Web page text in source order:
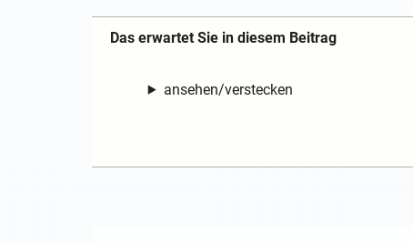
Das erwartet Sie in diesem Beitrag
ansehen/verstecken